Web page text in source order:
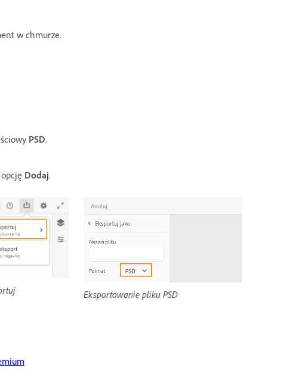
w chmurze.
PSD.
Dodaj.
Eksportowanie pliku PSD